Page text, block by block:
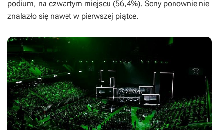
podium, na czwartym miejscu (56,4%). Sony ponownie nie
znalazło się nawet w pierwszej piątce.